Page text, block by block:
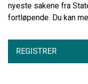
nyeste sakene fra
fortløpende. Du kan
REGISTRER